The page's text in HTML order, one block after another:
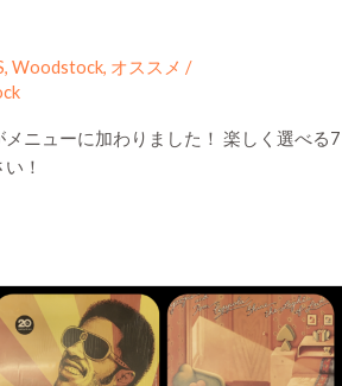
, Woodstock, オススメ /
ニューに加わりました！ 楽しく選べる7
！